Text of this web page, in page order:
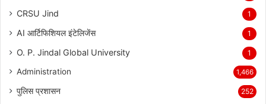
CRSU Jind 1
AI आर्टिफिशियल इंटेलिजेंस 1
O. P. Jindal Global University 1
Administration 1,466
पुलिस प्रशासन 252